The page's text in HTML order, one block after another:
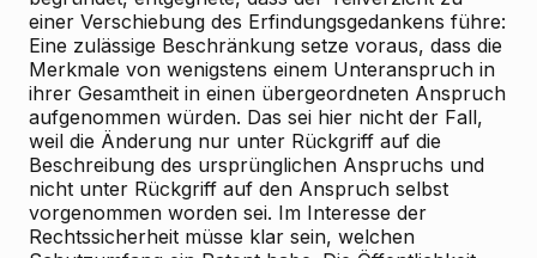
einer Verschiebung des Erfindungsgedankens führe:
Eine zulässige Beschränkung setze voraus, dass die
Merkmale von wenigstens einem Unteranspruch in
ihrer Gesamtheit in einen übergeordneten Anspruch
aufgenommen würden. Das sei hier nicht der Fall,
weil die Änderung nur unter Rückgriff auf die
Beschreibung des ursprünglichen Anspruchs und
nicht unter Rückgriff auf den Anspruch selbst
vorgenommen worden sei. Im Interesse der
Rechtssicherheit müsse klar sein, welchen